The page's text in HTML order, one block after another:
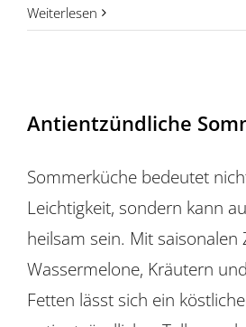
Weiterlesen
Antientzündliche
Sommerküche bedeutet
Leichtigkeit, sondern kann
heilsam sein. Mit saisonalen
Wassermelone, Kräutern
Fetten lässt sich ein